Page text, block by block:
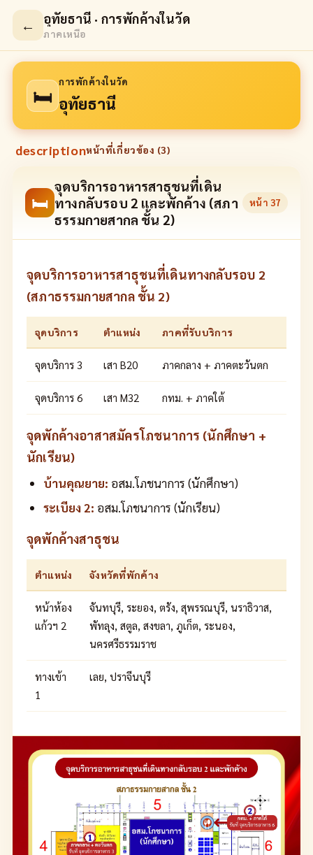
← อุทัยธานี · การพักค้างในวัด
ภาคเหนือ
🛏
การพักค้างในวัด
อุทัยธานี
descriptionหน้าที่เกี่ยวข้อง (3)
🛏
จุดบริการอาหารสาธุชนที่เดิน
ทางกลับรอบ 2 และพักค้าง (สภา
ธรรมกายสากล ชั้น 2)
หน้า 37
จุดบริการอาหารสาธุชนที่เดินทางกลับรอบ 2
(สภาธรรมกายสากล ชั้น 2)
จุดบริการ ตำแหน่ง ภาคที่รับบริการ
จุดบริการ 3 เสา B20 ภาคกลาง + ภาคตะวันตก
จุดบริการ 6 เสา M32 กทม. + ภาคใต้
จุดพักค้างอาสาสมัครโภชนาการ (นักศึกษา +
นักเรียน)
บ้านคุณยาย: อสม.โภชนาการ (นักศึกษา)
ระเบียง 2: อสม.โภชนาการ (นักเรียน)
จุดพักค้างสาธุชน
ตำแหน่ง จังหวัดที่พักค้าง
หน้าห้อง
แก้วฯ 2
จันทบุรี, ระยอง, ตรัง, สุพรรณบุรี, นราธิวาส,
พัทลุง, สตูล, สงขลา, ภูเก็ต, ระนอง,
นครศรีธรรมราช
ทางเข้า
1
เลย, ปราจีนบุรี